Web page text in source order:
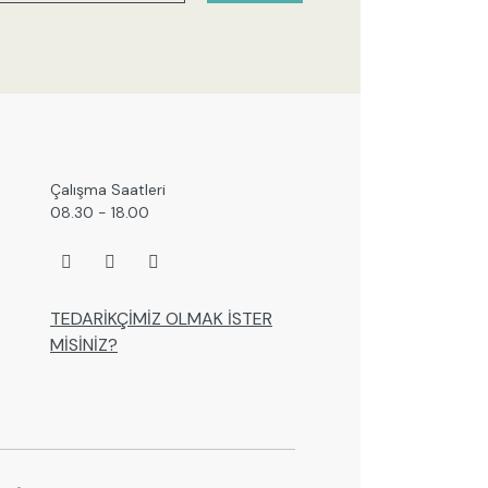
Çalışma Saatleri
08.30 - 18.00
TEDARİKÇİMİZ OLMAK İSTER
MİSİNİZ?